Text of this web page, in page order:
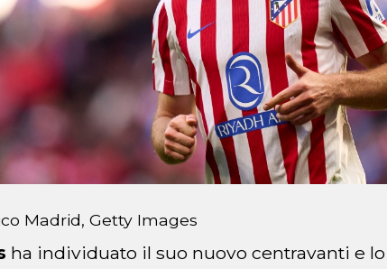
Madrid, Getty Images
ha individuato il suo nuovo centravanti e